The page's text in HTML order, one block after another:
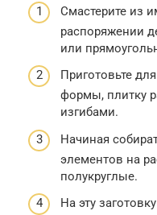
Смастерите из
распоряжении
или
Приготовьте
формы, плитку
изгибами.
Начиная
элементов на
полукруглые.
На эту